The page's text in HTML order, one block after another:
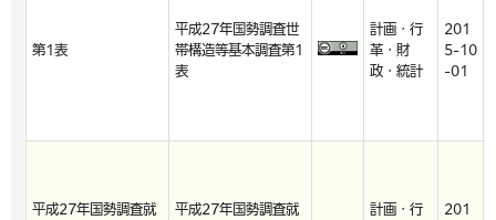
第1表
平成27年国勢調査世
帯構造等基本調査第1
表
計画・行
革・財
政・統計
201
5-10
-01
平成27年国勢調査就
平成27年国勢調査就
計画・行
201